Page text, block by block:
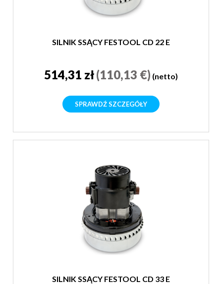
SILNIK SSĄCY FESTOOL CD 22 E
514,31 zł(110,13 €) (netto)
SPRAWDŹ SZCZEGÓŁY
SILNIK SSĄCY FESTOOL CD 33 E